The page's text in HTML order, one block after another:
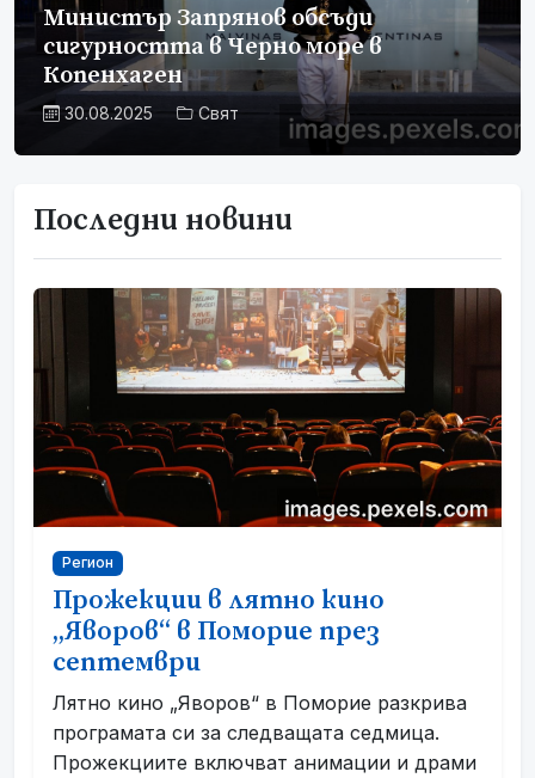
Министър Запрянов обсъди
сигурността в Черно море в
Копенхаген
30.08.2025 Свят
Последни новини
Регион
Прожекции в лятно кино
„Яворов“ в Поморие през
септември
Лятно кино „Яворов“ в Поморие разкрива
програмата си за следващата седмица.
Прожекциите включват анимации и драми